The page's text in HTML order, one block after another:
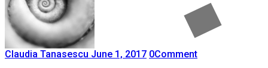
Claudia Tanasescu June 1, 2017 0Comment